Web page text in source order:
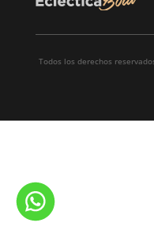
Todos los derechos